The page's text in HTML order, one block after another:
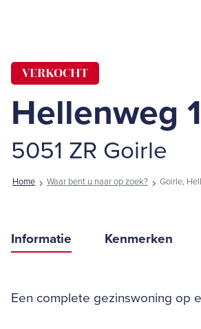
VERKOCHT
Hellenweg
5051 ZR Goirle
Home Waar bent u naar op zoek? Goirle,
Informatie Kenmerken
Een complete gezinswoning op